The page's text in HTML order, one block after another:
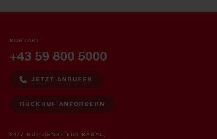
KONTAKT
+43 59 800 5000
JETZT ANRUFEN
RÜCKRUF ANFORDERN
24/7 NOTDIENST FÜR KANAL,